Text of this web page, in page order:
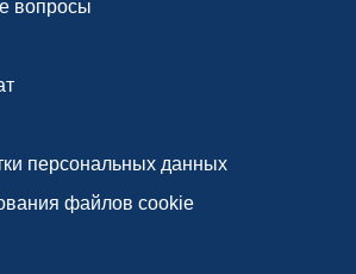
вопросы
персональных данных
файлов cookie